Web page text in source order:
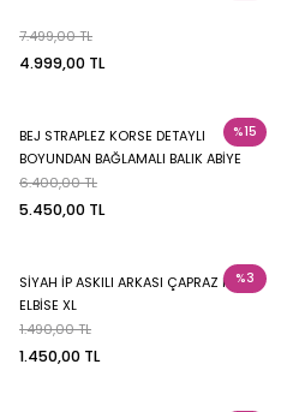
7.499,00 TL
4.999,00 TL
%15
BEJ STRAPLEZ KORSE DETAYLI
BOYUNDAN BAĞLAMALI BALIK ABİYE
ELBİSE 40
6.400,00 TL
5.450,00 TL
%3
SİYAH İP ASKILI ARKASI ÇAPRAZ MİNİ
ELBİSE XL
1.490,00 TL
1.450,00 TL